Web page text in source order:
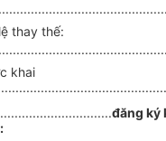
thay thế:
khai
đăng ký